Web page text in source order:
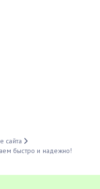
сайта
быстро и надежно!